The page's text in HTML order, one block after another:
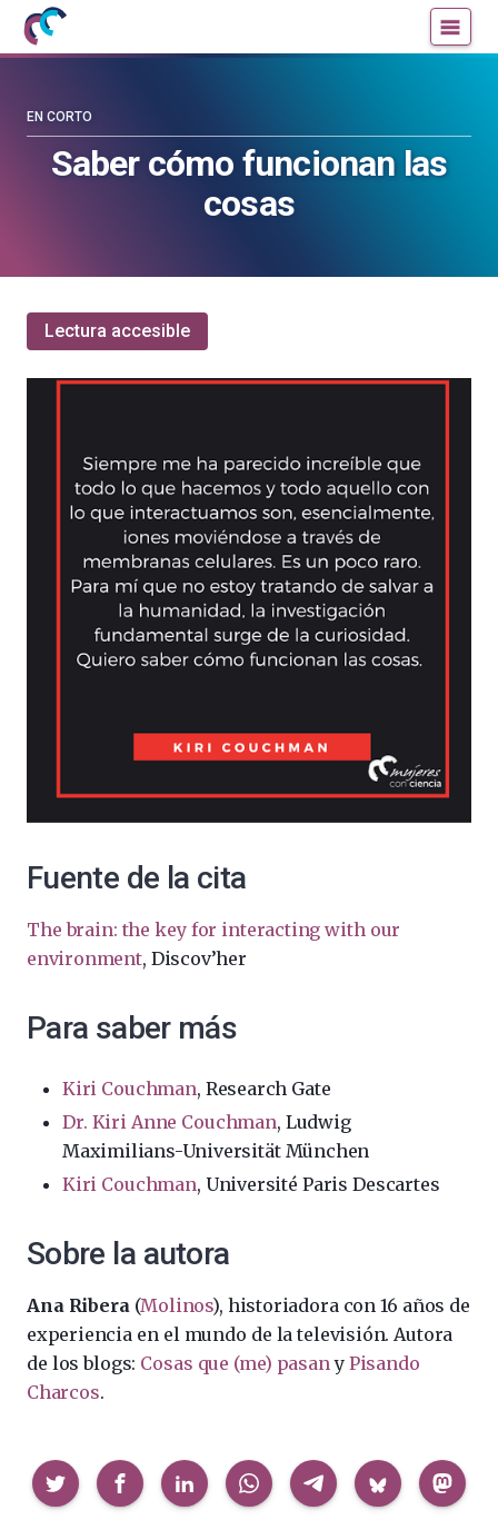
Mujeres
con
la
blog
la
Saber cómo funcionan las
cosas
EN CORTO
Lectura accesible
Fuente de la cita
The brain: the key for interacting with our
environment, Discov’her
Para saber más
Kiri Couchman, Research Gate
Dr. Kiri Anne Couchman, Ludwig
Maximilians-Universität München
Kiri Couchman, Université Paris Descartes
Sobre la autora
Ana Ribera(Molinos), historiadora con 16 años de
experiencia en el mundo de la televisión. Autora
de los blogs: Cosas que (me) pasany Pisando
Charcos.
Compartir